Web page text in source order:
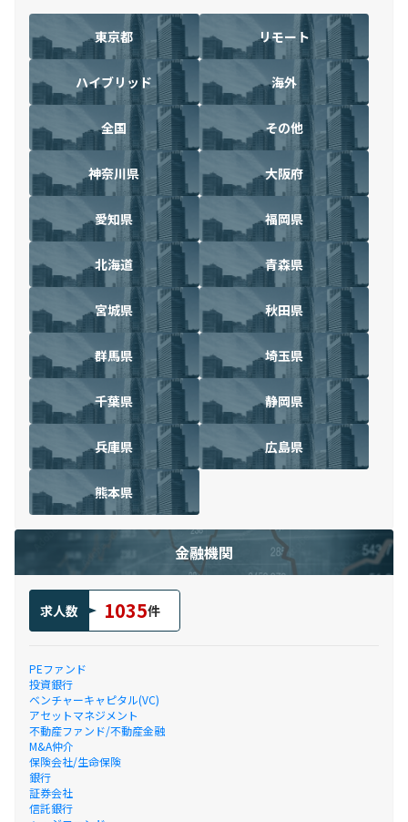
東京都 リモート
ハイブリッド 海外
全国 その他
神奈川県 大阪府
愛知県 福岡県
北海道 青森県
宮城県 秋田県
群馬県 埼玉県
千葉県 静岡県
兵庫県 広島県
熊本県
金融機関
求人数 1035件
PEファンド
投資銀行
ベンチャーキャピタル(VC)
アセットマネジメント
不動産ファンド/不動産金融
M&A仲介
保険会社/生命保険
銀行
証券会社
信託銀行